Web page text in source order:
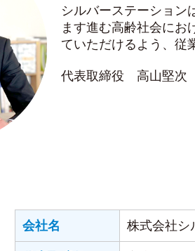
シルバーステーション
ます進む高齢社会にお
ていただけるよう、従
代表取締役 高山堅次
会社名 株式会社シ